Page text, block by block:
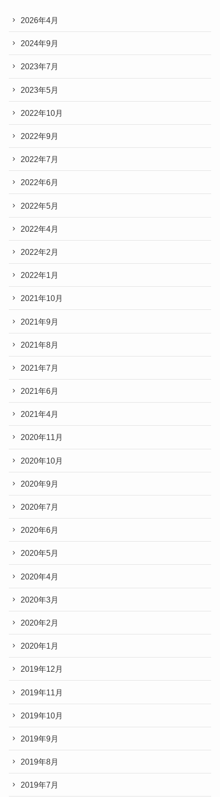
2026年4月
2024年9月
2023年7月
2023年5月
2022年10月
2022年9月
2022年7月
2022年6月
2022年5月
2022年4月
2022年2月
2022年1月
2021年10月
2021年9月
2021年8月
2021年7月
2021年6月
2021年4月
2020年11月
2020年10月
2020年9月
2020年7月
2020年6月
2020年5月
2020年4月
2020年3月
2020年2月
2020年1月
2019年12月
2019年11月
2019年10月
2019年9月
2019年8月
2019年7月